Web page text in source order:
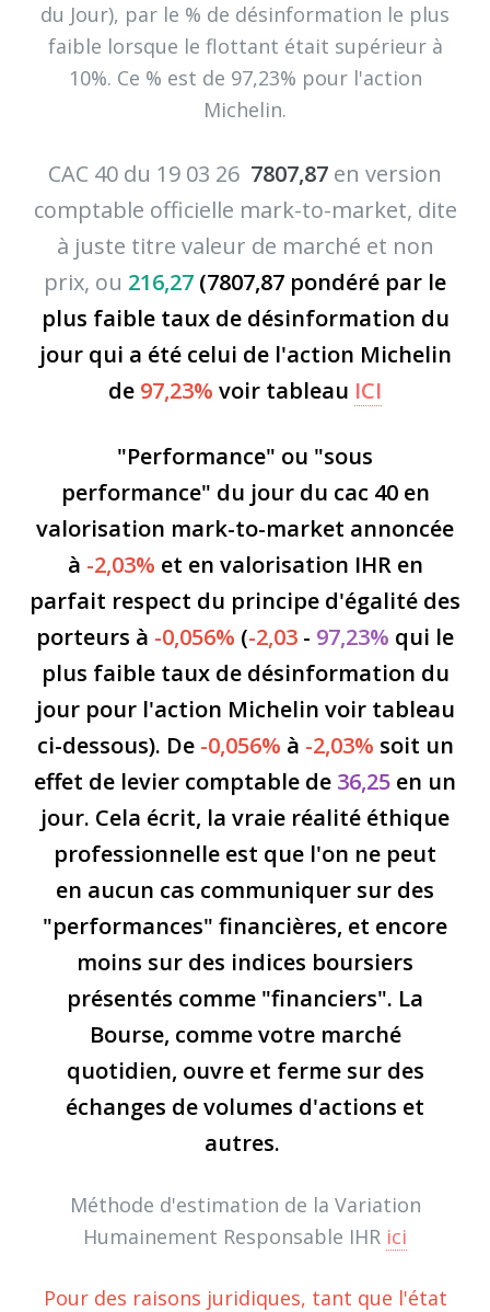
du Jour), par le % de désinformation le plus
faible lorsque le flottant était supérieur à
10%. Ce % est de 97,23% pour l'action
Michelin.
CAC 40 du 19 03 26 7807,87 en version
comptable officielle mark-to-market, dite
à juste titre valeur de marché et non
prix, ou 216,27 (7807,87 pondéré par le
plus faible taux de désinformation du
jour qui a été celui de l'action Michelin
de 97,23% voir tableau ICI
"Performance" ou "sous
performance" du jour du cac 40 en
valorisation mark-to-market annoncée
à -2,03% et en valorisation IHR en
parfait respect du principe d'égalité des
porteurs à -0,056% (-2,03 - 97,23% qui le
plus faible taux de désinformation du
jour pour l'action Michelin voir tableau
ci-dessous). De -0,056% à -2,03% soit un
effet de levier comptable de 36,25 en un
jour. Cela écrit, la vraie réalité éthique
professionnelle est que l'on ne peut
en aucun cas communiquer sur des
"performances" financières, et encore
moins sur des indices boursiers
présentés comme "financiers". La
Bourse, comme votre marché
quotidien, ouvre et ferme sur des
échanges de volumes d'actions et
autres.
Méthode d'estimation de la Variation
Humainement Responsable IHR ici
Pour des raisons juridiques, tant que l'état